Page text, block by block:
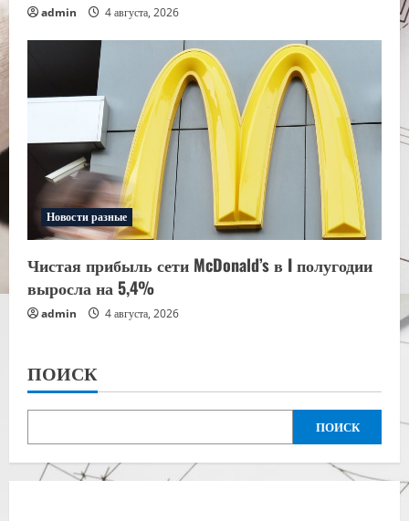
admin 4 августа, 2026
Новости разные
Чистая прибыль сети McDonald’s в I полугодии
выросла на 5,4%
admin 4 августа, 2026
ПОИСК
ПОИСК